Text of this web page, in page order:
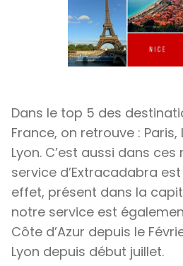
Dans le top 5 des
France, on retrouve : Paris,
Lyon. C’est aussi dans
service d’Extracadabra
effet, présent dans la
notre service est
Côte d’Azur depuis le
Lyon depuis début juillet.